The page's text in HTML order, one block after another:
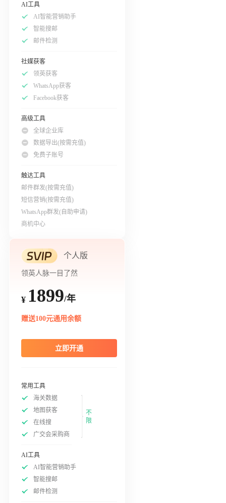
AI工具
AI智能营销助手
智能搜邮
邮件检测
社媒获客
领英获客
WhatsApp获客
Facebook获客
高级工具
全球企业库
数据导出(按需充值)
免费子账号
触达工具
邮件群发(按需充值)
短信营销(按需充值)
WhatsApp群发(自助申请)
商机中心
个人版
领英人脉一目了然
¥ 1899/年
赠送100元通用余额
立即开通
常用工具
海关数据
地图获客
在线搜
广交会采购商
不
限
AI工具
AI智能营销助手
智能搜邮
邮件检测